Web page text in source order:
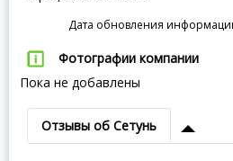
Дата обновления
Фотографии компании
Пока не добавлены
Отзывы об Сетунь